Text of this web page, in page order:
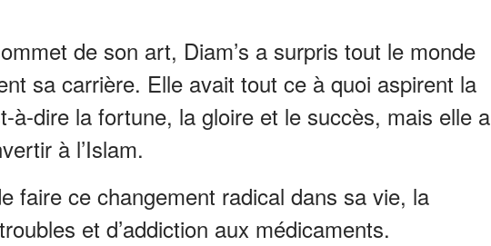
de son art, Diam’s a surpris tout le monde
sa carrière. Elle avait tout ce à quoi aspirent la
à-dire la fortune, la gloire et le succès, mais elle a
à l’Islam.
faire ce changement radical dans sa vie, la
et d’addiction aux médicaments.